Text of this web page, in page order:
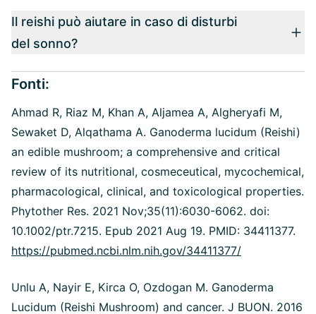
Il reishi può aiutare in caso di disturbi
del sonno?
Fonti:
Ahmad R, Riaz M, Khan A, Aljamea A, Algheryafi M,
Sewaket D, Alqathama A. Ganoderma lucidum (Reishi)
an edible mushroom; a comprehensive and critical
review of its nutritional, cosmeceutical, mycochemical,
pharmacological, clinical, and toxicological properties.
Phytother Res. 2021 Nov;35(11):6030-6062. doi:
10.1002/ptr.7215. Epub 2021 Aug 19. PMID: 34411377.
https://pubmed.ncbi.nlm.nih.gov/34411377/
Unlu A, Nayir E, Kirca O, Ozdogan M. Ganoderma
Lucidum (Reishi Mushroom) and cancer. J BUON. 2016